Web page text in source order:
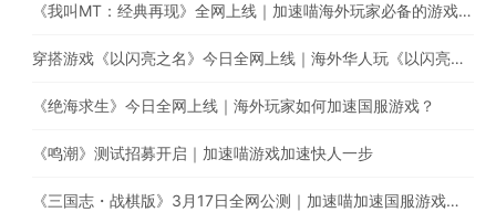
《我叫MT：经典再现》全网上线｜加速喵海外玩家必备的游戏加速器
穿搭游戏《以闪亮之名》今日全网上线｜海外华人玩《以闪亮之名》有延迟高卡顿问题怎么办？
《绝海求生》今日全网上线｜海外玩家如何加速国服游戏？
《鸣潮》测试招募开启｜加速喵游戏加速快人一步
《三国志・战棋版》3月17日全网公测｜加速喵加速国服游戏全网最快